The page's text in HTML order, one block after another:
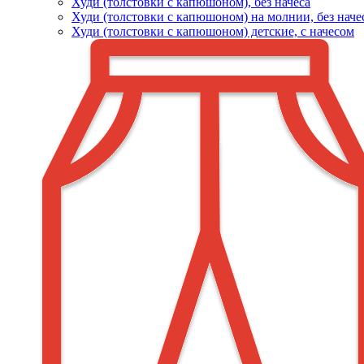
Худи (толстовки с капюшоном) на молнии, без
Худи (толстовки c капюшоном) детские, с начесом